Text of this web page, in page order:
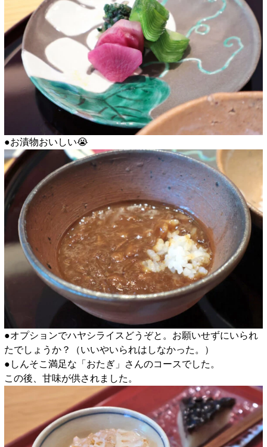
●お漬物おいしい😭
●オプションでハヤシライスどうぞと。お願いせずにいられ
たでしょうか？（いいやいられはしなかった。）
●しんそこ満足な「おたぎ」さんのコースでした。
この後、甘味が供されました。